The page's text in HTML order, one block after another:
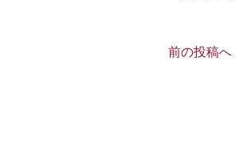
前の投稿へ